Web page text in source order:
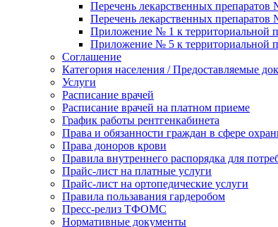
Перечень лекарственных препаратов
Перечень лекарственных препаратов
Приложение № 1 к территориальной
Приложение № 5 к территориальной
Соглашение
Категория населения / Предоставляемые
Услуги
Расписание врачей
Расписание врачей на платном приеме
График работы рентгенкабинета
Права и обязанности граждан в сфере
Права доноров крови
Правила внутреннего распорядка для
Прайс-лист на платные услуги
Прайс-лист на ортопедические услуги
Правила пользавания гардеробом
Пресс-релиз ТФОМС
Нормативные документы